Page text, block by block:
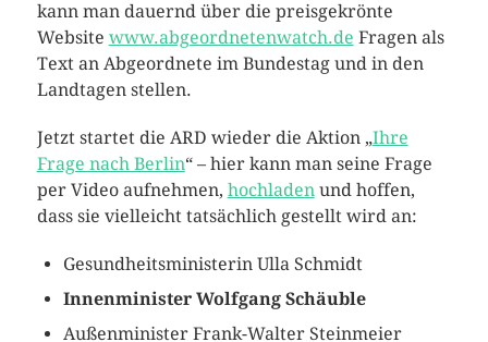
kann man dauernd über die preisgekrönte
Website www.abgeordnetenwatch.de Fragen als
Text an Abgeordnete im Bundestag und in den
Landtagen stellen.
Jetzt startet die ARD wieder die Aktion „Ihre
Frage nach Berlin“ – hier kann man seine Frage
per Video aufnehmen, hochladenund hoffen,
dass sie vielleicht tatsächlich gestellt wird an:
Gesundheitsministerin Ulla Schmidt
Innenminister Wolfgang Schäuble
Außenminister Frank-Walter Steinmeier